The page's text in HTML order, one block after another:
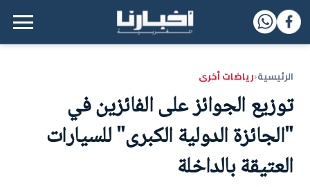
القائمة الرئيسية
الرئيسية‹رياضات أخرى
توزيع الجوائز على الفائزين في
"الجائزة الدولية الكبرى" للسيارات
العتيقة بالداخلة